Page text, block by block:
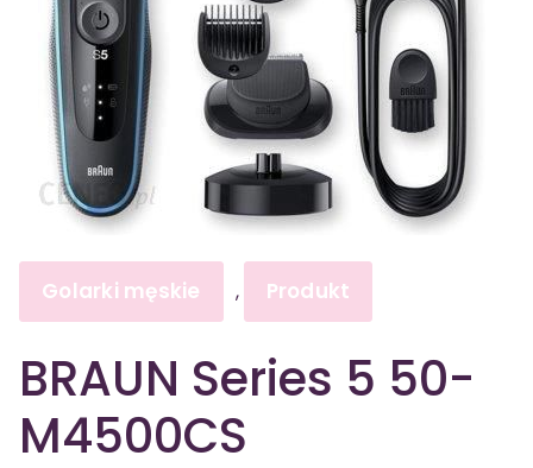
Golarki męskie , Produkt
BRAUN Series 5 50-
M4500CS